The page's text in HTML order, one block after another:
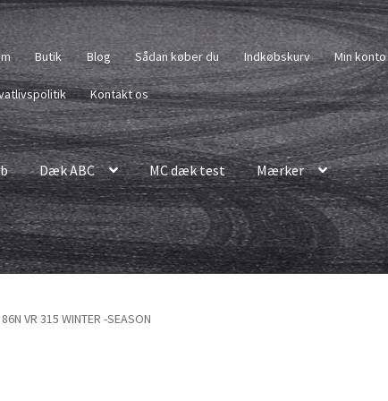
Butik Blog Sådan køber du Indkøbskurv Min konto
Kontakt os
Dæk ABC MC dæk test Mærker
VR 315 WINTER -SEASON